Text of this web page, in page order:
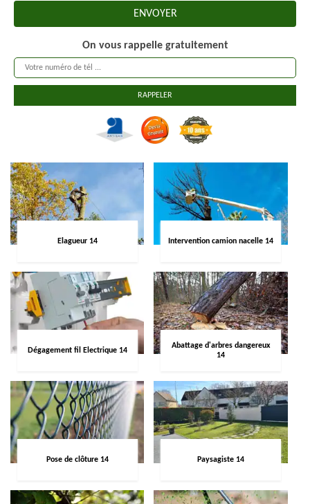
On vous rappelle gratuitement
Elagueur 14 Intervention camion nacelle 14
Dégagement fil Electrique 14
Abattage d'arbres dangereux
14
Pose de clôture 14 Paysagiste 14